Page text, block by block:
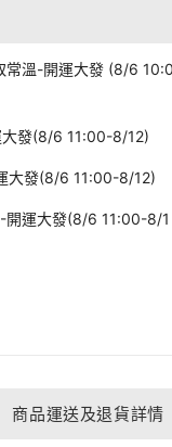
常溫-開運大發 (8/6
發(8/6 11:00-8/12)
大發(8/6 11:00-8/12)
運大發(8/6 11:00-8/1
商品運送及退貨詳情